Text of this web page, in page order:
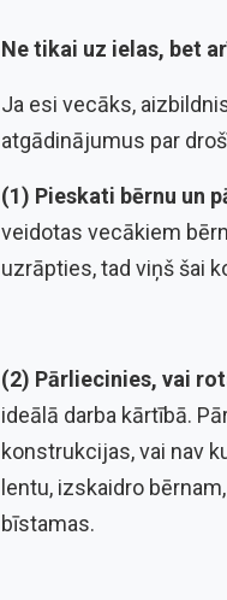
Ne tikai uz ielas, bet
Ja esi vecāks,
atgādinājumus par
(1) Pieskati bērnu un
veidotas vecākiem
uzrāpties, tad viņš šai
(2) Pārliecinies, vai
ideālā darba kārtībā.
konstrukcijas, vai nav
lentu, izskaidro
bīstamas.